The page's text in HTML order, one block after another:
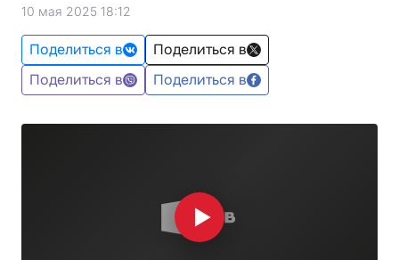
10 мая 2025 18:12
Поделиться в
Поделиться в
Поделиться в
Поделиться в